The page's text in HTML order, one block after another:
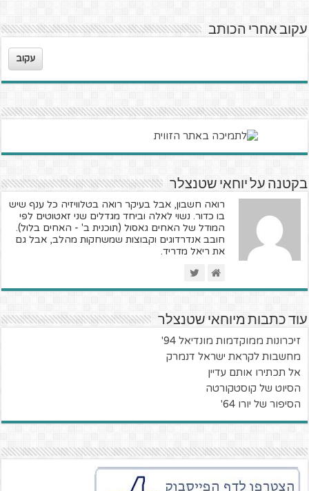
עקוב אחרי הכותב
עקוב
בקטנה על יוחאי שטנצלר
רואה חשבון, אבל בעיקר רואה בטלוויזיה כל ענף שיש
בו כדור. נשוי לאלה וביחד מגדלים שני זאטוטים לפי
המודל של האחים גאסול (תוכנית ב' - האחים בלול).
חובב אנדרדוגים וקבוצות שמשחקות מהלב, אבל גם
את ריאל מדריד.
עוד כתבות מיוחאי שטנצלר
זיכרונות ממוקדמות מונדיאל 94'
מחשבות לקראת ישראל דנמרק
אל תכתירו אותם עדיין
הסיוט של קוסטקורטה
הסיפור של יורו 64'